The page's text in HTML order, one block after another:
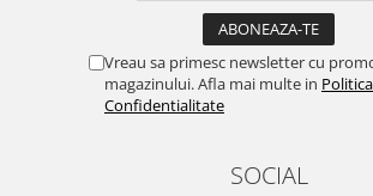
Vreau sa primesc newsletter cu
magazinului. Afla mai multe in
Confidentialitate
SOCIAL